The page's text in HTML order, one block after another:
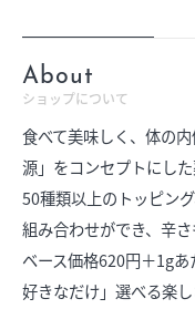
About
ショップについて
食べて美味しく、体の
源」をコンセプトにした
50種類以上のトッピン
組み合わせができ、辛
ベース価格620円＋1g
好きなだけ」選べる楽